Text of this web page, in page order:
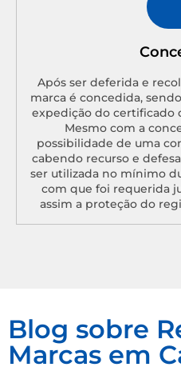
Após ser deferida e
marca é concedida,
expedição do certificado
Mesmo com a
possibilidade de uma
cabendo recurso e
ser utilizada no mínimo
com que foi requerida
assim a proteção do
Blog sobre
Marcas em